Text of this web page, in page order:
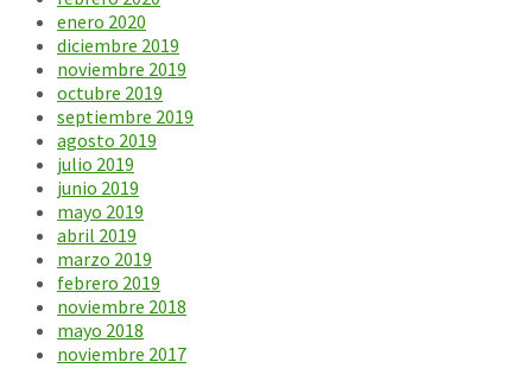
enero 2020
diciembre 2019
noviembre 2019
octubre 2019
septiembre 2019
agosto 2019
julio 2019
junio 2019
mayo 2019
abril 2019
marzo 2019
febrero 2019
noviembre 2018
mayo 2018
noviembre 2017